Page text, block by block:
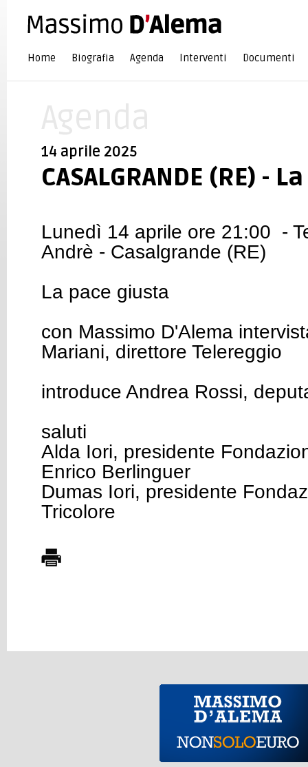
Home Biografia Agenda Interventi Documenti
14 aprile 2025
CASALGRANDE (RE) -
Lunedì 14 aprile ore 21:00 -
Andrè - Casalgrande (RE)
La pace giusta
con Massimo D'Alema
Mariani, direttore Telereggio
introduce Andrea Rossi,
saluti
Alda Iori, presidente
Enrico Berlinguer
Dumas Iori, presidente
Tricolore